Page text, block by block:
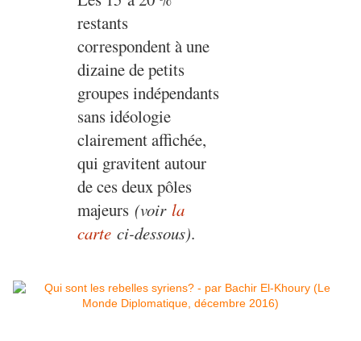
restants
correspondent à une
dizaine de petits
groupes indépendants
sans idéologie
clairement affichée,
qui gravitent autour
de ces deux pôles
majeurs (voir la
carte ci-dessous).